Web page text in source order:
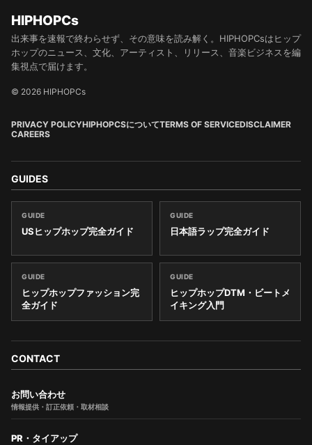
HIPHOPCs
出来事を速報で終わらせず、その意味を読み解く。HIPHOPCsはヒップ
ホップのニュース、文化、アーティスト、リリース、音楽ビジネスを編
集視点で届けます。
© 2026 HIPHOPCs
PRIVACY POLICYHIPHOPCSについてTERMS OF SERVICEDISCLAIMER
CAREERS
GUIDES
GUIDE
USヒップホップ完全ガイド
GUIDE
日本語ラップ完全ガイド
GUIDE
ヒップホップファッション完
全ガイド
GUIDE
ヒップホップDTM・ビートメ
イキング入門
CONTACT
お問い合わせ
情報提供・訂正依頼・取材相談
PR・タイアップ